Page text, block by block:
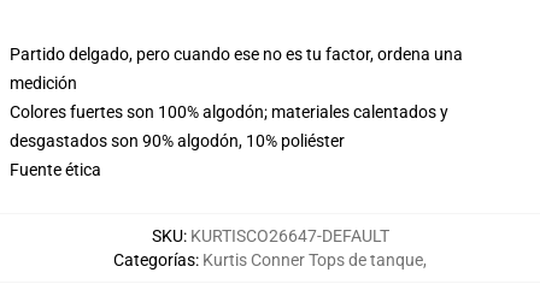
Partido delgado, pero cuando ese no es tu factor, ordena una
medición
Colores fuertes son 100% algodón; materiales calentados y
desgastados son 90% algodón, 10% poliéster
Fuente ética
SKU: KURTISCO26647-DEFAULT
Categorías: Kurtis Conner Tops de tanque,